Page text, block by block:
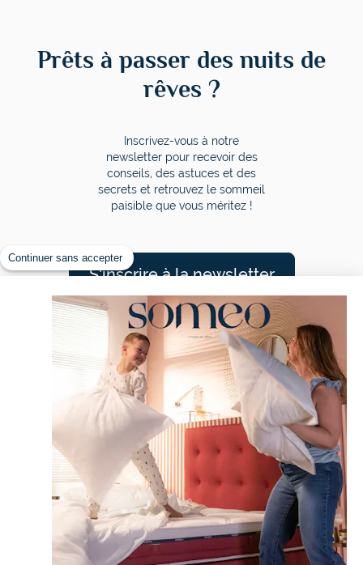
Prêts à passer des nuits de
rêves ?
Inscrivez-vous à notre
newsletter pour recevoir des
conseils, des astuces et des
secrets et retrouvez le sommeil
paisible que vous méritez !
S'inscrire à la newsletter
Nos rêveurs sont comblés
4,50/5 sur 7378 avis
CONTACT
Continuer sans accepter